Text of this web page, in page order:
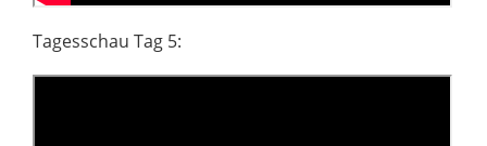
Tagesschau Tag 5: